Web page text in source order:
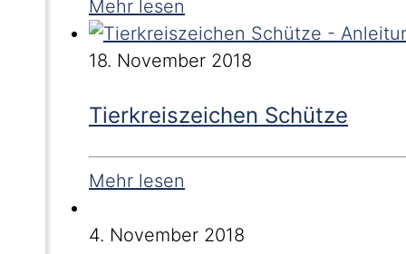
Mehr lesen
18. November 2018
Tierkreiszeichen Schütze
Mehr lesen
4. November 2018